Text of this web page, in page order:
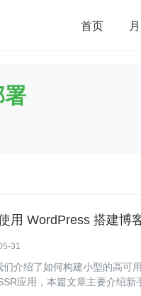
首页
团队管理
用 WordPress 搭建博
31
介绍了如何构建小型的高可
应用，本篇文章主要介绍新